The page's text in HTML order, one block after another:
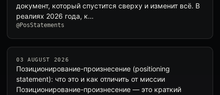
документ, который спустится сверху и изменит всё. В
реалиях 2026 года, к…
@PosStatements
03 AUGUST 2026
Позиционирование-произнесение (positioning
statement): что это и как отличить от миссии
Позиционирование-произнесение — это краткий